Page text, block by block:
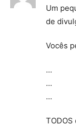
Um
de
Vocês
…
…
…